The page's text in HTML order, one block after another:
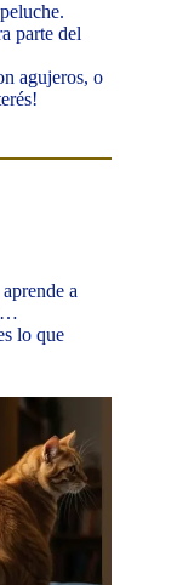
parte del
agujeros, o
a
lo que